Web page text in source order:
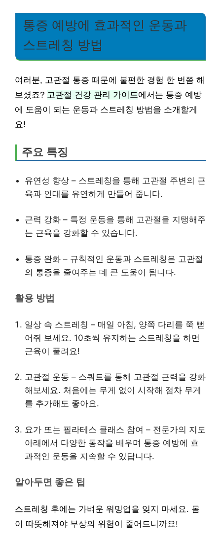
통증 예방에 효과적인 운동과
스트레칭 방법
여러분, 고관절 통증 때문에 불편한 경험 한 번쯤 해
보셨죠? 고관절 건강 관리 가이드에서는 통증 예방
에 도움이 되는 운동과 스트레칭 방법을 소개할게
요!
주요 특징
유연성 향상 – 스트레칭을 통해 고관절 주변의 근
육과 인대를 유연하게 만들어 줍니다.
근력 강화 – 특정 운동을 통해 고관절을 지탱해주
는 근육을 강화할 수 있습니다.
통증 완화 – 규칙적인 운동과 스트레칭은 고관절
의 통증을 줄여주는 데 큰 도움이 됩니다.
활용 방법
일상 속 스트레칭 – 매일 아침, 양쪽 다리를 쭉 뻗
어줘 보세요. 10초씩 유지하는 스트레칭을 하면
근육이 풀려요!
고관절 운동 – 스쿼트를 통해 고관절 근력을 강화
해보세요. 처음에는 무게 없이 시작해 점차 무게
를 추가해도 좋아요.
요가 또는 필라테스 클래스 참여 – 전문가의 지도
아래에서 다양한 동작을 배우며 통증 예방에 효
과적인 운동을 지속할 수 있답니다.
알아두면 좋은 팁
스트레칭 후에는 가벼운 워밍업을 잊지 마세요. 몸
이 따뜻해져야 부상의 위험이 줄어드니까요!